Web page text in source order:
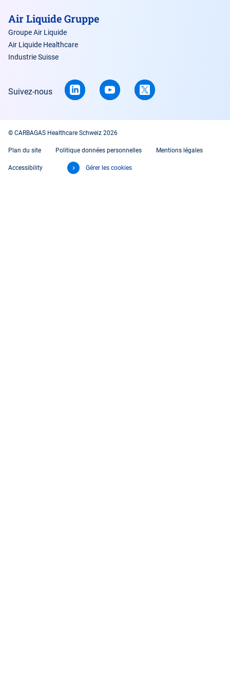
Air Liquide Gruppe
Groupe Air Liquide
Air Liquide Healthcare
Industrie Suisse
Suivez-nous
© CARBAGAS Healthcare Schweiz 2026
Plan du site Politique données personnelles Mentions légales
Accessibility Gérer les cookies